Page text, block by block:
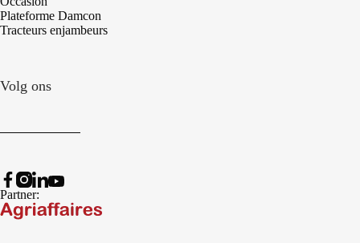
Plateforme Damcon
Tracteurs enjambeurs
Volg ons
Partner: